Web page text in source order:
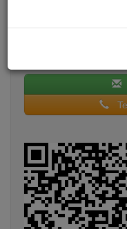
José Manuel. Tel.: